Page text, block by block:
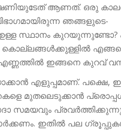
ആണത്. ഒരു
ഞങ്ങളുടെ-
സ്ഥാനം കുറയുന്നുണ്ടോ?
ഇങ്ങനെ കുറവ്
എളുപ്പമാണ്. പക്ഷെ,
മുതലെടുക്കാൻ
സമയവും
ഇതിൽ പല